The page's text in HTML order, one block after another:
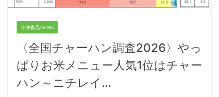
冷凍食品NEWS
〈全国チャーハン調査2026〉やっ
ぱりお米メニュー人気1位はチャー
ハン～ニチレイ…